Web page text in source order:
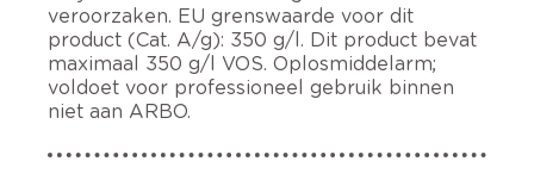
veroorzaken. EU grenswaarde voor dit
product (Cat. A/g): 350 g/l. Dit product bevat
maximaal 350 g/l VOS. Oplosmiddelarm;
voldoet voor professioneel gebruik binnen
niet aan ARBO.